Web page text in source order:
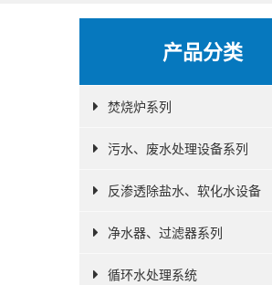
产品分类
焚烧炉系列
污水、废水处理设备系列
反渗透除盐水、软化水设备
净水器、过滤器系列
循环水处理系统